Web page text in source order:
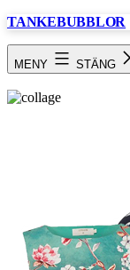
Hoppa
TANKEBUBBLOR
MENY STÄNG